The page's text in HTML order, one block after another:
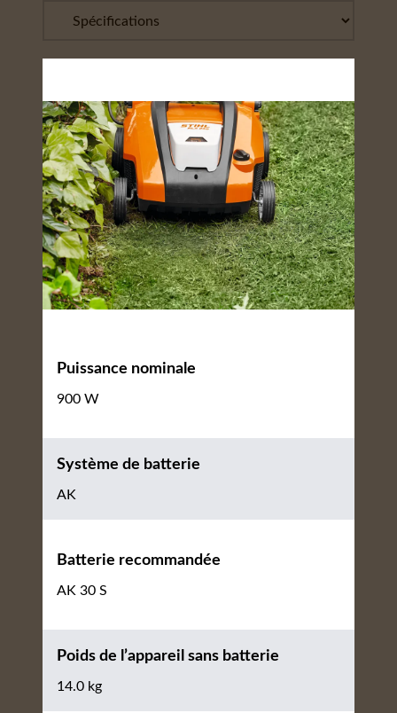
Puissance nominale
900 W
Système de batterie
AK
Batterie recommandée
AK 30 S
Poids de l’appareil sans batterie
14.0 kg